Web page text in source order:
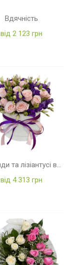
Вдячність
від 2 123 грн
Троянди та лізіантусі в коробці
від 4 313 грн